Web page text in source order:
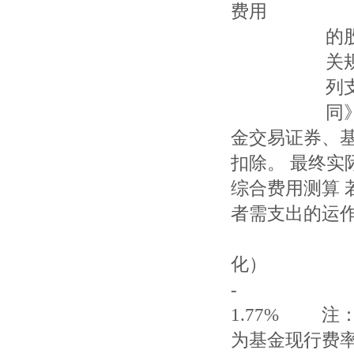
费
的股票而
关规定和
列支的其
同》及《
金交易证券、
扣除。 最终实
综合费用测算
者需支出的运
化）
1.77% 注：
为基金现行费